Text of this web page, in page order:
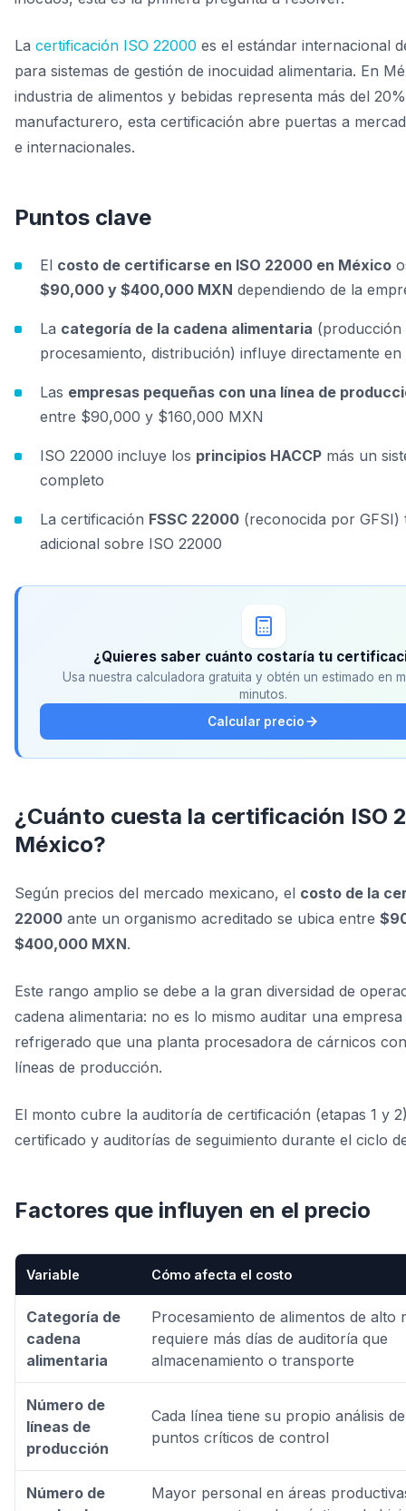
La certificación ISO 22000 es el estándar internacional
para sistemas de gestión de inocuidad alimentaria. En
industria de alimentos y bebidas representa más del
manufacturero, esta certificación abre puertas a
e internacionales.
Puntos clave
El costo de certificarse en ISO 22000 en México
$90,000 y $400,000 MXN dependiendo de la
La categoría de la cadena alimentaria (producción
procesamiento, distribución) influye directamente
Las empresas pequeñas con una línea de
entre $90,000 y $160,000 MXN
ISO 22000 incluye los principios HACCP más un
completo
La certificación FSSC 22000 (reconocida por GFSI)
adicional sobre ISO 22000
¿Quieres saber cuánto costaría tu
Usa nuestra calculadora gratuita y obtén un estimado en
minutos.
Calcular precio
¿Cuánto cuesta la certificación ISO
México?
Según precios del mercado mexicano, el costo de la
22000 ante un organismo acreditado se ubica entre
$400,000 MXN.
Este rango amplio se debe a la gran diversidad de
cadena alimentaria: no es lo mismo auditar una
refrigerado que una planta procesadora de cárnicos
líneas de producción.
El monto cubre la auditoría de certificación (etapas 1 y
certificado y auditorías de seguimiento durante el ciclo
Factores que influyen en el precio
Variable Cómo afecta el costo
Categoría de
cadena
alimentaria
Procesamiento de alimentos de alto
requiere más días de auditoría que
almacenamiento o transporte
Número de
líneas de
producción
Cada línea tiene su propio análisis
puntos críticos de control
Número de
Mayor personal en áreas